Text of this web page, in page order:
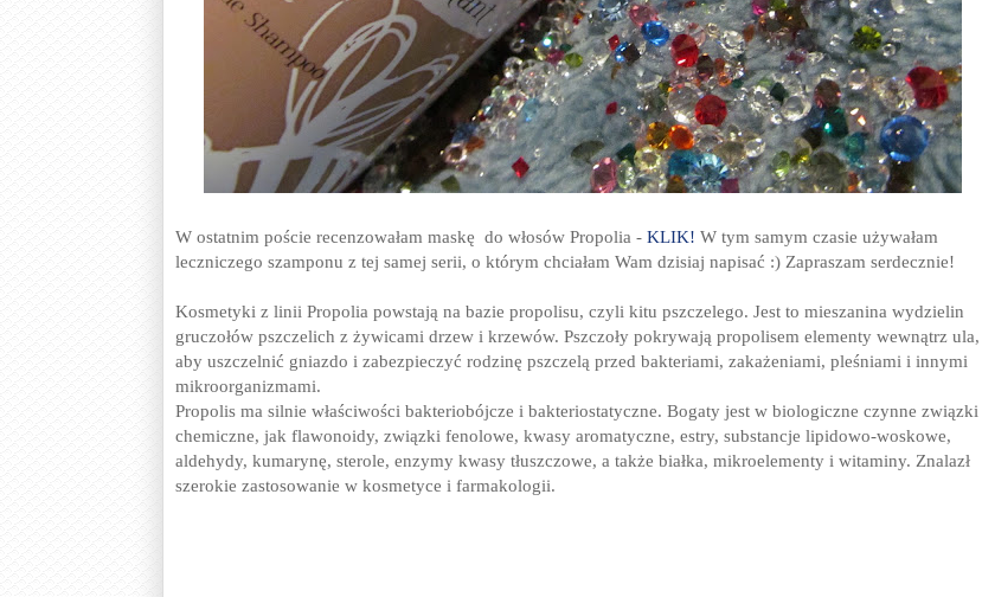
W ostatnim poście recenzowałam maskę do włosów Propolia - KLIK! W tym samym czasie używałam
leczniczego szamponu z tej samej serii, o którym chciałam Wam dzisiaj napisać :) Zapraszam serdecznie!
Kosmetyki z linii Propolia powstają na bazie propolisu, czyli kitu pszczelego. Jest to mieszanina wydzielin
gruczołów pszczelich z żywicami drzew i krzewów. Pszczoły pokrywają propolisem elementy wewnątrz ula,
aby uszczelnić gniazdo i zabezpieczyć rodzinę pszczelą przed bakteriami, zakażeniami, pleśniami i innymi
mikroorganizmami.
Propolis ma silnie właściwości bakteriobójcze i bakteriostatyczne. Bogaty jest w biologiczne czynne związki
chemiczne, jak flawonoidy, związki fenolowe, kwasy aromatyczne, estry, substancje lipidowo-woskowe,
aldehydy, kumarynę, sterole, enzymy kwasy tłuszczowe, a także białka, mikroelementy i witaminy. Znalazł
szerokie zastosowanie w kosmetyce i farmakologii.